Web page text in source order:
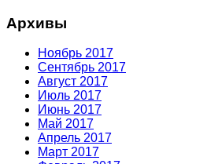
Архивы
Ноябрь 2017
Сентябрь 2017
Август 2017
Июль 2017
Июнь 2017
Май 2017
Апрель 2017
Март 2017